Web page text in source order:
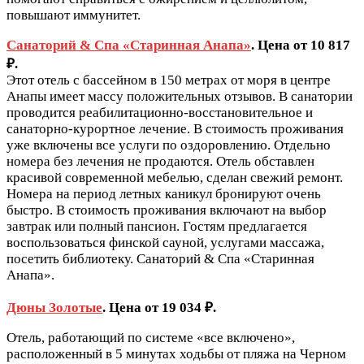
повышают иммунитет.
Санаторий & Спа «Старинная Анапа». Цена от 10 817
₽.
Этот отель с бассейном в 150 метрах от моря в центре
Анапы имеет массу положительных отзывов. В санатории
проводится реабилитационно-восстановительное и
санаторно-курортное лечение. В стоимость проживания
уже включены все услуги по оздоровлению. Отдельно
номера без лечения не продаются. Отель обставлен
красивой современной мебелью, сделан свежий ремонт.
Номера на период летных каникул бронируют очень
быстро. В стоимость проживания включают на выбор
завтрак или полный пансион. Гостям предлагается
воспользоваться финской сауной, услугами массажа,
посетить библиотеку. Санаторий & Спа «Старинная
Анапа».
Дюны Золотые. Цена от 19 034 ₽.
Отель, работающий по системе «все включено»,
расположенный в 5 минутах ходьбы от пляжа на Черном